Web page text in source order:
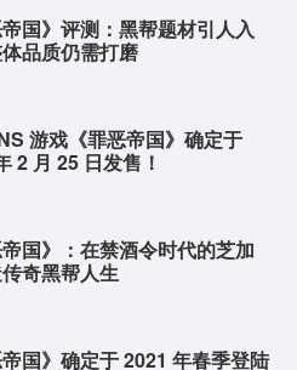
帝国》评测：黑帮题材引人入
品质仍需打磨
游戏《罪恶帝国》确定于
2 月 25 日发售！
帝国》：在禁酒令时代的芝加
奇黑帮人生
帝国》确定于 2021 年春季登陆